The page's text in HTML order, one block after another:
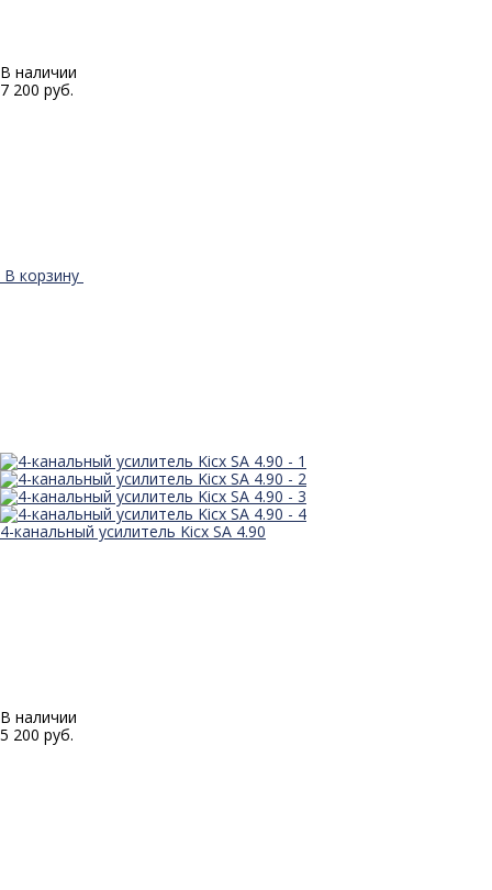
В наличии
7 200 руб.
В корзину
4-канальный усилитель Kicx SA 4.90
В наличии
5 200 руб.